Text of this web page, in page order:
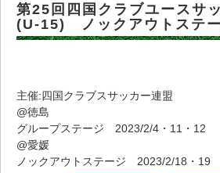
第25回四国クラブユースサ
(U-15) ノックアウトステ
主催:四国クラブスサッカー連盟
@徳島
グループステージ 2023/2/4・11・12
@愛媛
ノックアウトステージ 2023/2/18・19